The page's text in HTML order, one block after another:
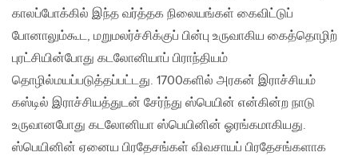
காலப்போக்கில் இந்த வர்த்தக நிலையங்கள் கைவிட்டுப்
போனாலும்கூட, மறுமலர்ச்சிக்குப் பின்பு உருவாகிய கைத்தொழிற்
புரட்சியின்போது கடலோனியாப் பிராந்தியம்
தொழில்மயப்படுத்தப்பட்டது. 1700களில் அரகன் இராச்சியம்
கஸ்டில் இராச்சியத்துடன் சேர்ந்து ஸ்பெயின் என்கின்ற நாடு
உருவானபோது கடலோனியா ஸ்பெயினின் ஓரங்கமாகியது.
ஸ்பெயினின் ஏனைய பிரதேசங்கள் விவசாயப் பிரதேசங்களாக